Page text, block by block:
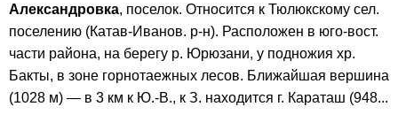
Александровка, поселок. Относится к Тюлюкскому сел.
поселению (Катав-Иванов. р-н). Расположен в юго-вост.
части района, на берегу р. Юрюзани, у подножия хр.
Бакты, в зоне горнотаежных лесов. Ближайшая вершина
(1028 м) — в 3 км к Ю.-В., к З. находится г. Караташ (948...